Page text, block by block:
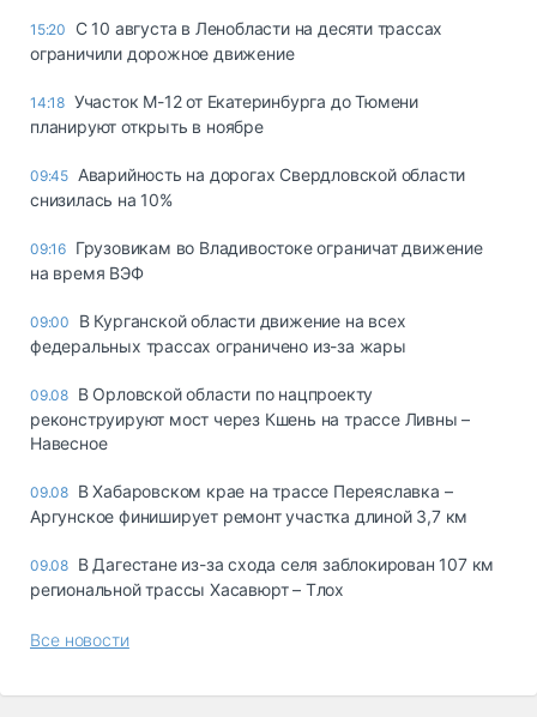
15:20
С 10 августа в Ленобласти на десяти трассах
ограничили дорожное движение
14:18 Участок М-12 от Екатеринбурга до Тюмени
планируют открыть в ноябре
09:45 Аварийность на дорогах Свердловской области
снизилась на 10%
09:16 Грузовикам во Владивостоке ограничат движение
на время ВЭФ
09:00
В Курганской области движение на всех
федеральных трассах ограничено из-за жары
09.08 В Орловской области по нацпроекту
реконструируют мост через Кшень на трассе Ливны –
Навесное
09.08 В Хабаровском крае на трассе Переяславка –
Аргунское финиширует ремонт участка длиной 3,7 км
09.08 В Дагестане из-за схода селя заблокирован 107 км
региональной трассы Хасавюрт – Тлох
Все новости